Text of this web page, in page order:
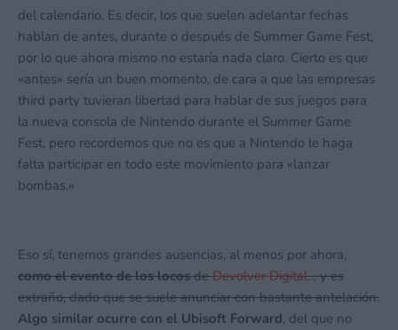
del calendario. Es decir, los que suelen adelantar fechas
hablan de antes, durante o después de Summer Game Fest,
por lo que ahora mismo no estaría nada claro. Cierto es que
«antes» sería un buen momento, de cara a que las empresas
third party tuvieran libertad para hablar de sus juegos para
la nueva consola de Nintendo durante el Summer Game
Fest, pero recordemos que no es que a Nintendo le haga
falta participar en todo este movimiento para «lanzar
bombas.»
Eso sí, tenemos grandes ausencias, al menos por ahora,
como el evento de los locosdeDevolver Digital… y es
extraño, dado que se suele anunciar con bastante antelación.
Algo similar ocurre con el Ubisoft Forward, del que no